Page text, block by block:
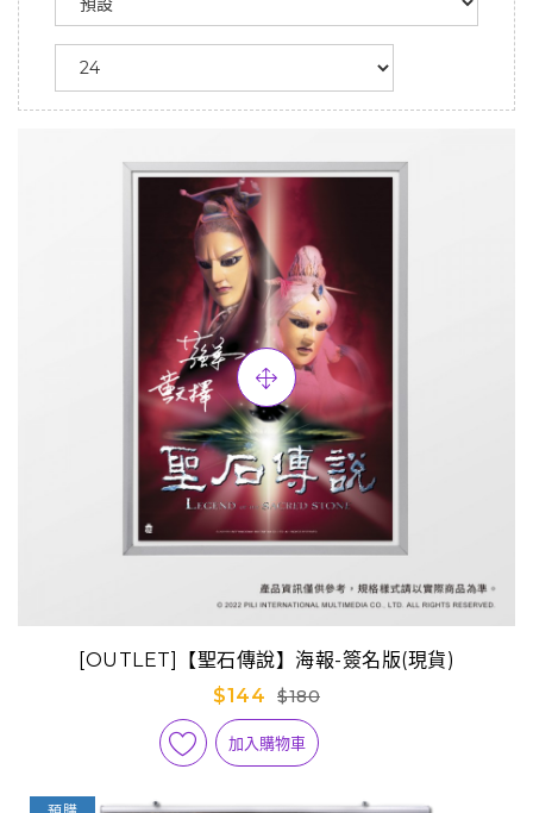
[OUTLET]【聖石傳說】海報-簽名版(現貨)
$144
$180
加入購物車